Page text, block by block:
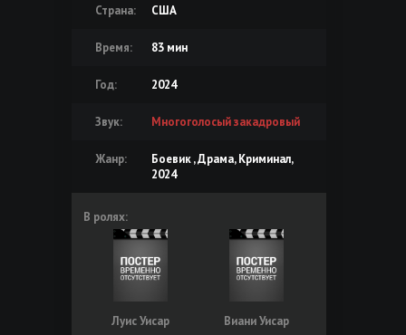
Страна: США
Время: 83 мин
Год: 2024
Звук: Многоголосый закадровый
Жанр:
Боевик , Драма, Криминал,
2024
В ролях:
Луис Уисар Виани Уисар